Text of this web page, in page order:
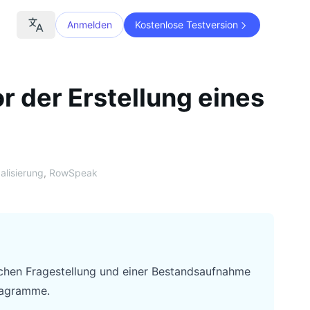
Anmelden Kostenlose Testversion
der Erstellung eines
, RowSpeak
Fragestellung und einer Bestandsaufnahme